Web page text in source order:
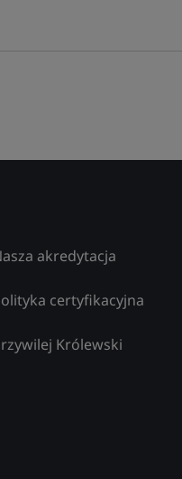
akredytacja
certyfikacyjna
Królewski